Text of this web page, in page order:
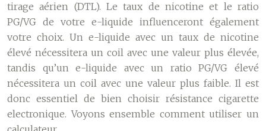
tirage aérien (DTL). Le taux de nicotine et le ratio
PG/VG de votre e-liquide influenceront également
votre choix. Un e-liquide avec un taux de nicotine
élevé nécessitera un coil avec une valeur plus élevée,
tandis qu’un e-liquide avec un ratio PG/VG élevé
nécessitera un coil avec une valeur plus faible. Il est
donc essentiel de bien choisir résistance cigarette
electronique. Voyons ensemble comment utiliser un